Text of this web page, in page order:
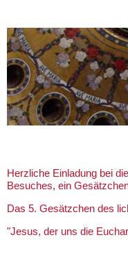
Herzliche Einladung bei
Besuches, ein
Das 5. Gesätzchen des
"Jesus, der uns die